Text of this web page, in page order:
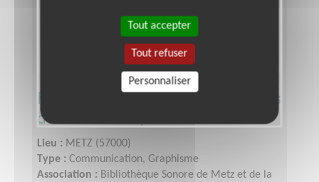
Faire connaître les services gratuits
de la Bibliothèque Sonore
Lieu : METZ (57000)
Type : Communication, Graphisme
Association : Bibliothèque Sonore de Metz et de la
Tout accepter
Tout refuser
Personnaliser